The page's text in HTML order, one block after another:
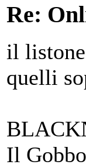
Re:
il
quelli
Il